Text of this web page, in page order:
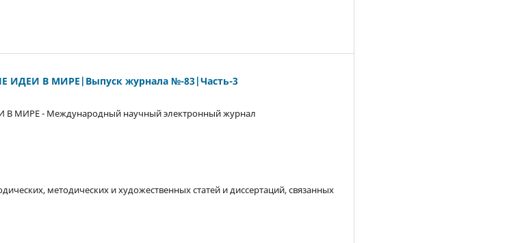
В МИРЕ|Выпуск журнала №-83|Часть-3
- Международный научный электронный журнал
методических и художественных статей и диссертаций, связанных